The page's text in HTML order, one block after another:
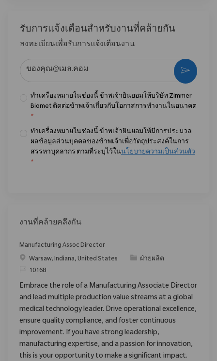
รับการแจ้งเตือนสําหรับงานที่คล้ายกัน
ลงทะเบียนเพื่อรับการแจ้งเตือนงาน
ทำเครื่องหมายในช่องนี้ ข้าพเจ้ายินยอมให้บริษัท Zimmer
Biomet ติดต่อข้าพเจ้าเกี่ยวกับโอกาสการทำงานในอนาคต
*
ทำเครื่องหมายในช่องนี้ ข้าพเจ้ายินยอมให้มีการประมวล
ผลข้อมูลส่วนบุคคลของข้าพเจ้าเพื่อวัตถุประสงค์ในการ
สรรหาบุคลากร ตามที่ระบุไว้ในนโยบายความเป็นส่วนตัว
*
กระตุ้น
งานที่คล้ายคลึงกัน
Manufacturing Assoc Director
สถานที่Warsaw, Indiana, United States ประเภท
ฝ่ายผลิต
ReqId10168
Embrace the role of a Manufacturing Associate Director
and lead multiple production value streams at a global
medical technology leader. Drive operational excellence,
ensure quality compliance, and foster continuous
improvement. If you have strong leadership,
manufacturing expertise, and a passion for innovation,
this is your opportunity to make a significant impact.